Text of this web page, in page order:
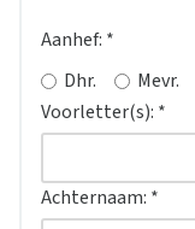
Aanhef: *
Dhr.
Mevr.
Voorletter(s): *
Achternaam: *